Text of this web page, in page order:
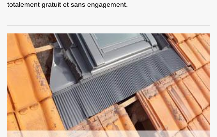
totalement gratuit et sans engagement.